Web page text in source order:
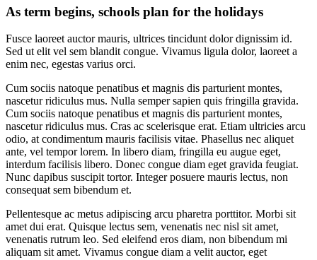
As term begins, schools plan for the holidays
Fusce laoreet auctor mauris, ultrices tincidunt dolor dignissim id.
Sed ut elit vel sem blandit congue. Vivamus ligula dolor, laoreet a
enim nec, egestas varius orci.
Cum sociis natoque penatibus et magnis dis parturient montes,
nascetur ridiculus mus. Nulla semper sapien quis fringilla gravida.
Cum sociis natoque penatibus et magnis dis parturient montes,
nascetur ridiculus mus. Cras ac scelerisque erat. Etiam ultricies arcu
odio, at condimentum mauris facilisis vitae. Phasellus nec aliquet
ante, vel tempor lorem. In libero diam, fringilla eu augue eget,
interdum facilisis libero. Donec congue diam eget gravida feugiat.
Nunc dapibus suscipit tortor. Integer posuere mauris lectus, non
consequat sem bibendum et.
Pellentesque ac metus adipiscing arcu pharetra porttitor. Morbi sit
amet dui erat. Quisque lectus sem, venenatis nec nisl sit amet,
venenatis rutrum leo. Sed eleifend eros diam, non bibendum mi
aliquam sit amet. Vivamus congue diam a velit auctor, eget